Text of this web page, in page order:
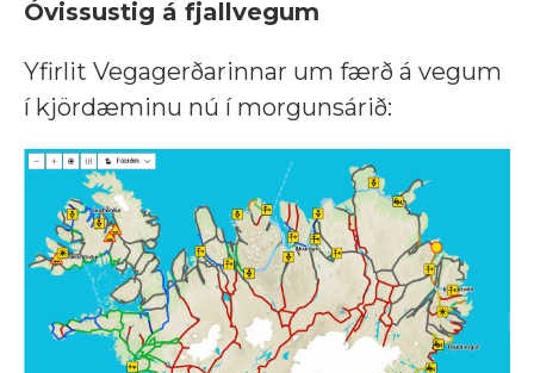
Óvissustig á fjallvegum
Yfirlit Vegagerðarinnar um færð á vegum
í kjördæminu nú í morgunsárið: